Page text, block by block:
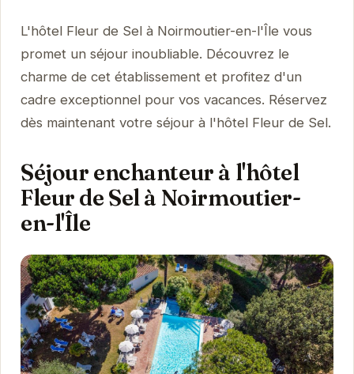
L'hôtel Fleur de Sel à Noirmoutier-en-l'Île vous
promet un séjour inoubliable. Découvrez le
charme de cet établissement et profitez d'un
cadre exceptionnel pour vos vacances. Réservez
dès maintenant votre séjour à l'hôtel Fleur de Sel.
Séjour enchanteur à l'hôtel
Fleur de Sel à Noirmoutier-
en-l'Île